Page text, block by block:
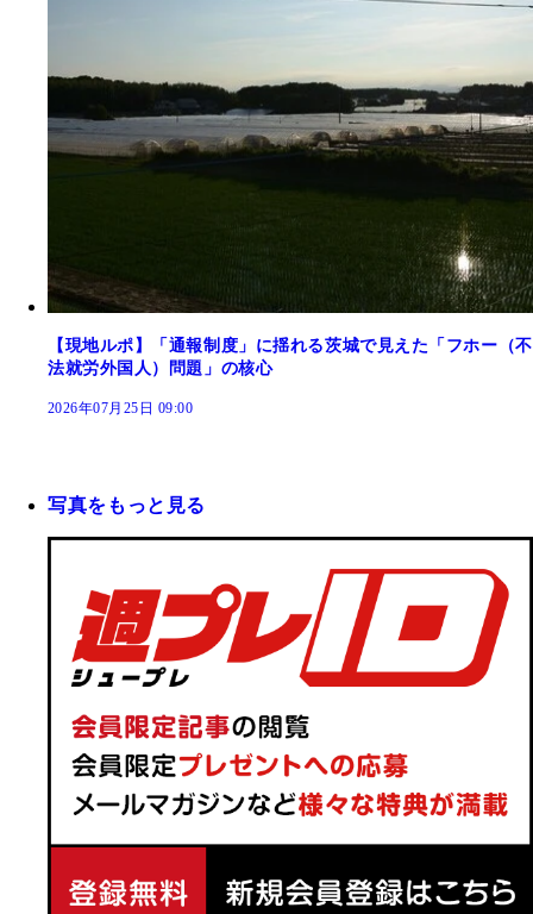
【現地ルポ】「通報制度」に揺れる茨城で見えた「フホー（不
法就労外国人）問題」の核心
2026年07月25日 09:00
写真をもっと見る